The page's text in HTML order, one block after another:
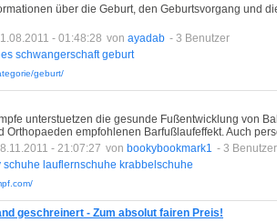
über die Geburt, den Geburtsvorgang und
- 01:48:28 von ayadab - 3 Benutzer
schwangerschaft geburt
geburt/
unterstuetzen die gesunde Fußentwicklung von
Orthopaeden empfohlenen Barfußlaufeffekt. Auch
- 21:07:27 von bookybookmark1 - 3 Benutzer
schuhe lauflernschuhe krabbelschuhe
geschreinert - Zum absolut fairen Preis!